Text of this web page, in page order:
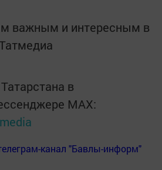
важным и интересным в
в
MАХ:
канал "Бавлы-информ"